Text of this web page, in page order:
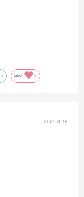
0 Like! 0
2025.8.18